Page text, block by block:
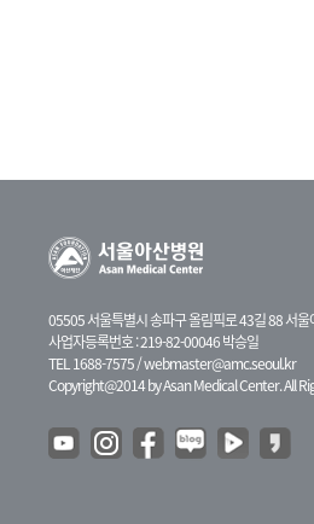
05505 서울특별시 송파구 올림픽로 43길 88 서울
사업자등록번호 : 219-82-00046 박승일
TEL 1688-7575 /webmaster@amc.seoul.kr
Copyright@2014 by Asan Medical Center. All